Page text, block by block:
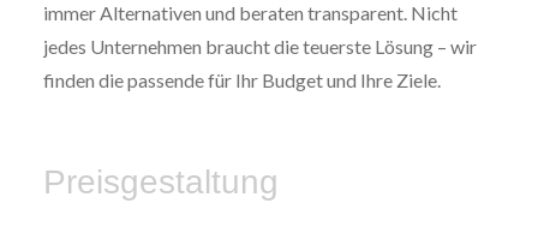
immer Alternativen und beraten transparent. Nicht
jedes Unternehmen braucht die teuerste Lösung – wir
finden die passende für Ihr Budget und Ihre Ziele.
Preisgestaltung